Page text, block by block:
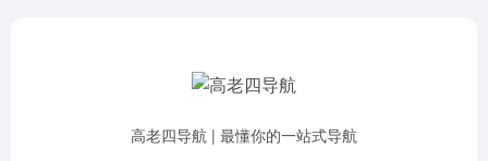
高老四导航 | 最懂你的一站式导航